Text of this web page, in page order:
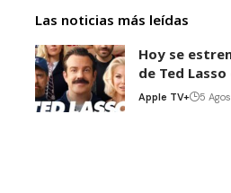
Las noticias más leídas
Hoy se
de Ted
Apple TV+ 5